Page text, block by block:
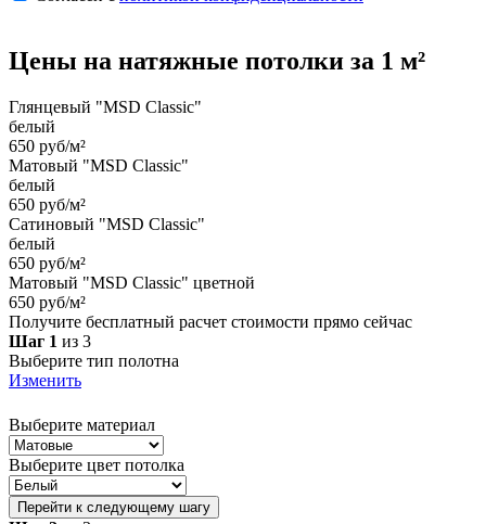
Цены на натяжные потолки за 1 м²
Глянцевый "MSD Classic"
белый
650 руб/м²
Матовый "MSD Classic"
белый
650 руб/м²
Сатиновый "MSD Classic"
белый
650 руб/м²
Матовый "MSD Classic" цветной
650 руб/м²
Получите бесплатный расчет стоимости прямо сейчас
Шаг 1 из 3
Выберите тип полотна
Изменить
Выберите материал
Выберите цвет потолка
Перейти к следующему шагу